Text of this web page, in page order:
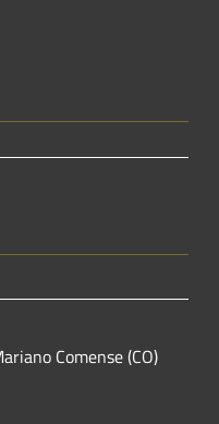
Comense (CO)